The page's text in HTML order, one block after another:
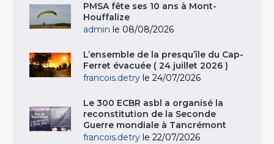
PMSA fête ses 10 ans à Mont-
Houffalize
admin le 08/08/2026
L’ensemble de la presqu’île du Cap-
Ferret évacuée ( 24 juillet 2026 )
francois.detry le 24/07/2026
Le 300 ECBR asbl a organisé la
reconstitution de la Seconde
Guerre mondiale à Tancrémont
francois.detry le 22/07/2026